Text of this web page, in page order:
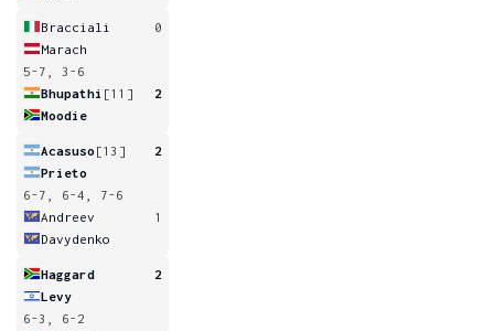
Bracciali
0
Marach
5-7, 3-6
Bhupathi [11]
2
Moodie
Acasuso [13]
2
Prieto
6-7, 6-4, 7-6
Andreev
1
Davydenko
Haggard
2
Levy
6-3, 6-2